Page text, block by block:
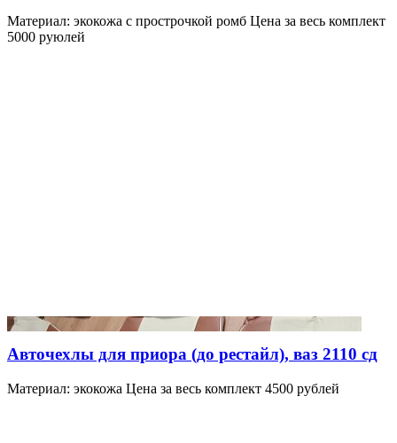
Материал: экокожа с прострочкой ромб Цена за весь комплект
5000 руюлей
Авточехлы для приора (до рестайл), ваз 2110 сд
Материал: экокожа Цена за весь комплект 4500 рублей